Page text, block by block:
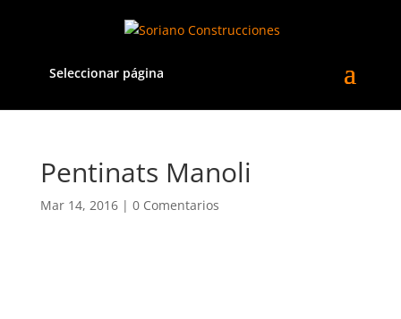
Seleccionar página
Pentinats Manoli
Mar 14, 2016| 0 Comentarios